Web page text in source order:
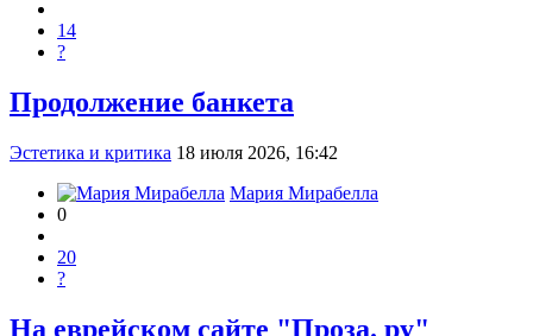
14
?
Продолжение банкета
Эстетика и критика 18 июля 2026, 16:42
Мария Мирабелла
0
20
?
На еврейском сайте "Проза. ру"